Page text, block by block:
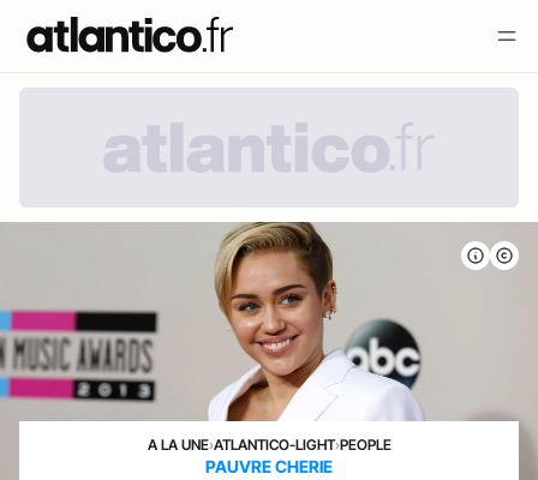
A LA UNE›ATLANTICO-LIGHT›PEOPLE
PAUVRE CHERIE